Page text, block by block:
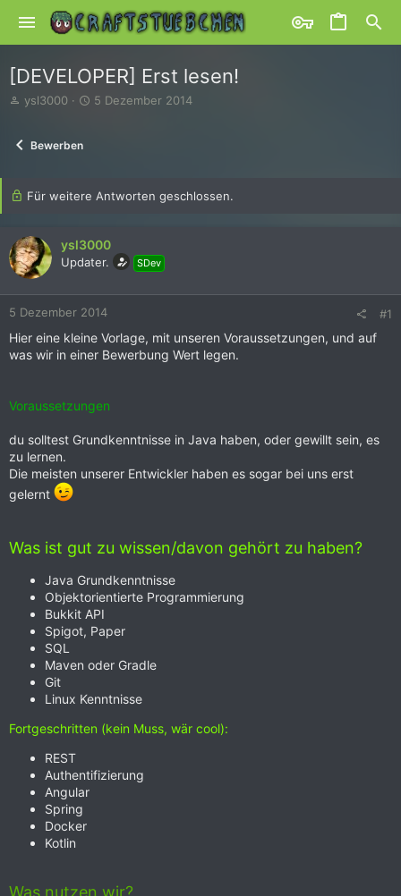
[DEVELOPER] Erst lesen!
E
ysl3000
E
m
5 Dezember 2014
Bewerben
Für weitere Antworten geschlossen.
ysl3000
Updater. SDev
5 Dezember 2014 #1
Hier eine kleine Vorlage, mit unseren Voraussetzungen, und auf
was wir in einer Bewerbung Wert legen.
Voraussetzungen
du solltest Grundkenntnisse in Java haben, oder gewillt sein, es
zu lernen.
Die meisten unserer Entwickler haben es sogar bei uns erst
gelernt
Was ist gut zu wissen/davon gehört zu haben?
Java Grundkenntnisse
Objektorientierte Programmierung
Bukkit API
Spigot, Paper
SQL
Maven oder Gradle
Git
Linux Kenntnisse
Fortgeschritten (kein Muss, wär cool):
REST
Authentifizierung
Angular
Spring
Docker
Kotlin
Was nutzen wir?